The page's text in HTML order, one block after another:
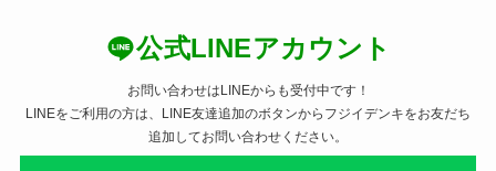
公式LINEアカウント
お問い合わせはLINEからも受付中です！
LINEをご利用の方は、LINE友達追加のボタンからフジイデンキをお友だち
追加してお問い合わせください。